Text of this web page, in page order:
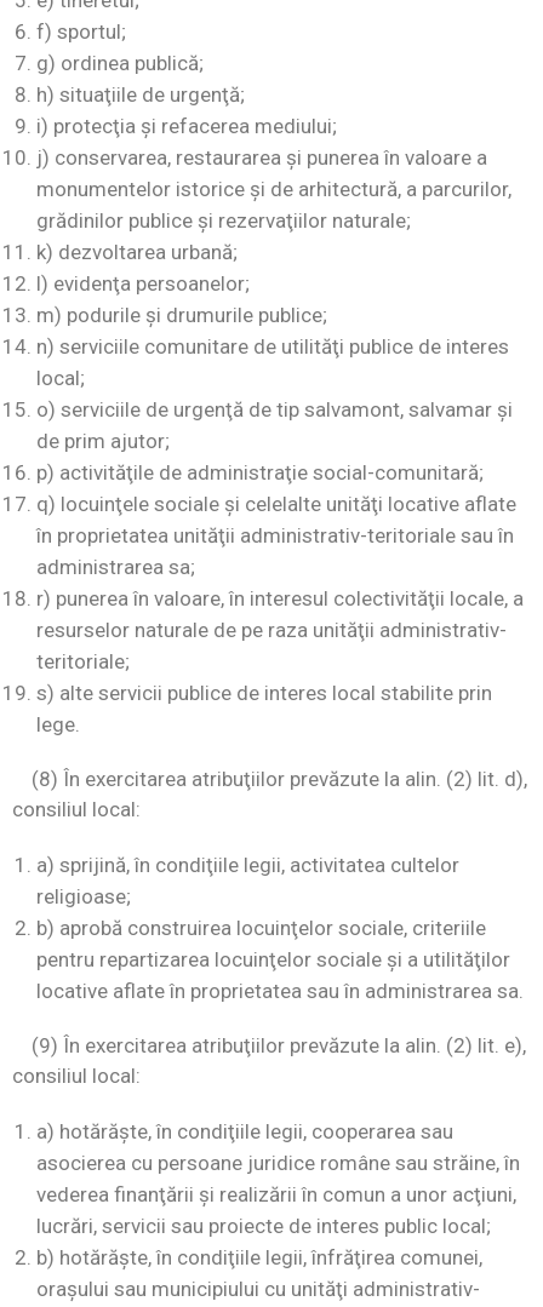
f) sportul;
g) ordinea publică;
h) situaţiile de urgenţă;
i) protecţia şi refacerea mediului;
j) conservarea, restaurarea şi punerea în valoare a
monumentelor istorice şi de arhitectură, a parcurilor,
grădinilor publice şi rezervaţiilor naturale;
k) dezvoltarea urbană;
l) evidenţa persoanelor;
m) podurile şi drumurile publice;
n) serviciile comunitare de utilităţi publice de interes
local;
o) serviciile de urgenţă de tip salvamont, salvamar şi
de prim ajutor;
p) activităţile de administraţie social-comunitară;
q) locuinţele sociale şi celelalte unităţi locative aflate
în proprietatea unităţii administrativ-teritoriale sau în
administrarea sa;
r) punerea în valoare, în interesul colectivităţii locale, a
resurselor naturale de pe raza unităţii administrativ-
teritoriale;
s) alte servicii publice de interes local stabilite prin
lege.
(8) În exercitarea atribuţiilor prevăzute la alin. (2) lit. d),
consiliul local:
a) sprijină, în condiţiile legii, activitatea cultelor
religioase;
b) aprobă construirea locuinţelor sociale, criteriile
pentru repartizarea locuinţelor sociale şi a utilităţilor
locative aflate în proprietatea sau în administrarea sa.
(9) În exercitarea atribuţiilor prevăzute la alin. (2) lit. e),
consiliul local:
a) hotărăşte, în condiţiile legii, cooperarea sau
asocierea cu persoane juridice române sau străine, în
vederea finanţării şi realizării în comun a unor acţiuni,
lucrări, servicii sau proiecte de interes public local;
b) hotărăşte, în condiţiile legii, înfrăţirea comunei,
oraşului sau municipiului cu unităţi administrativ-